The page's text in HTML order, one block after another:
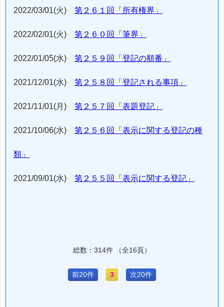
2022/03/01(火) 第２６１回「所有権界」
2022/02/01(火) 第２６０回「筆界」
2022/01/05(水) 第２５９回「登記の順番」
2021/12/01(水) 第２５８回「登記される事項」
2021/11/01(月) 第２５７回「表題登記」
2021/10/06(水) 第２５６回「表示に関する登記の種
類」
2021/09/01(水) 第２５５回「表示に関する登記」
総数：314件 （全16頁）
前20件 3 次20件